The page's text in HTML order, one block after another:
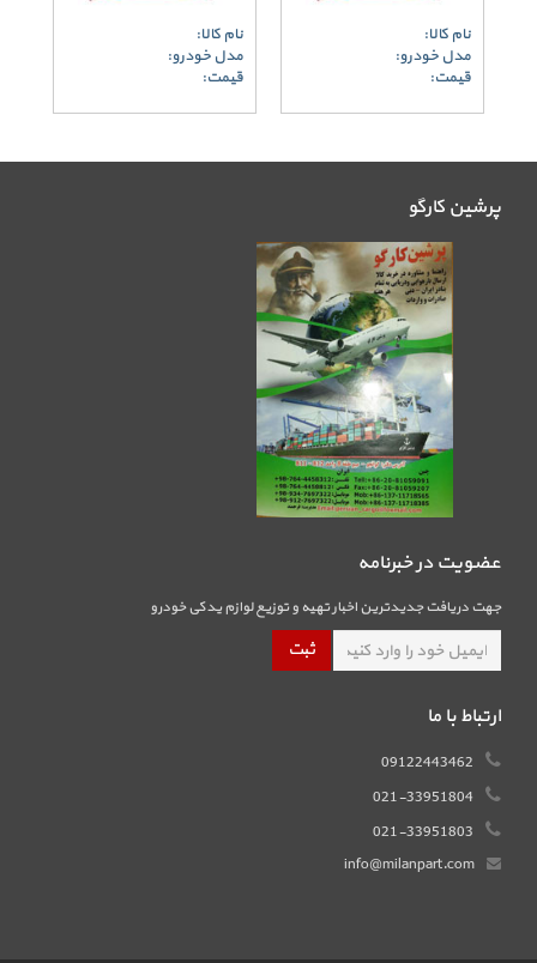
نام کالا:
مدل خودرو:
قیمت:
نام کالا:
مدل خودرو:
قیمت:
پرشین کارگو
عضویت در خبرنامه
جهت دریافت جدیدترین اخبار تهیه و توزیع لوازم یدکی خودرو
ارتباط با ما
09122443462
021-33951804
021-33951803
info@milanpart.com